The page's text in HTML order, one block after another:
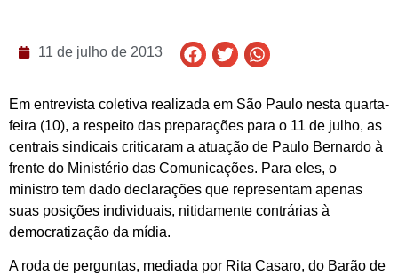
11 de julho de 2013
Em entrevista coletiva realizada em São Paulo nesta quarta-
feira (10), a respeito das preparações para o 11 de julho, as
centrais sindicais criticaram a atuação de Paulo Bernardo à
frente do Ministério das Comunicações. Para eles, o
ministro tem dado declarações que representam apenas
suas posições individuais, nitidamente contrárias à
democratização da mídia.
A roda de perguntas, mediada por Rita Casaro, do Barão de